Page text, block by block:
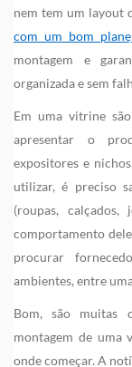
nem tem um layout
com um bom
montagem e
organizada e sem
Em uma vitrine
apresentar o
expositores e
utilizar, é preciso
(roupas,
comportamento
procurar
ambientes, entre
Bom, são muitas
montagem de uma
onde começar. A